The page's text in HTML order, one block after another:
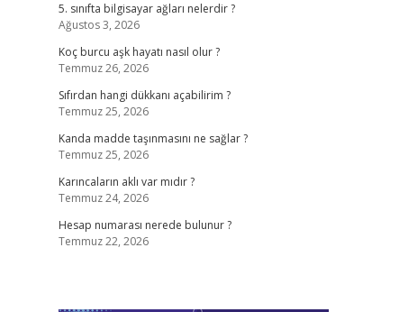
5. sınıfta bilgisayar ağları nelerdir ?
Ağustos 3, 2026
Koç burcu aşk hayatı nasıl olur ?
Temmuz 26, 2026
Sıfırdan hangi dükkanı açabilirim ?
Temmuz 25, 2026
Kanda madde taşınmasını ne sağlar ?
Temmuz 25, 2026
Karıncaların aklı var mıdır ?
Temmuz 24, 2026
Hesap numarası nerede bulunur ?
Temmuz 22, 2026